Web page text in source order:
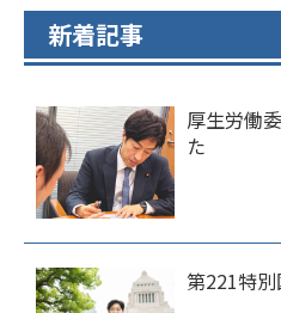
新着記事
厚生労働
た
第221特別